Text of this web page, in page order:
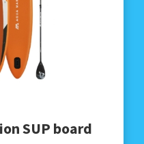
SUP board